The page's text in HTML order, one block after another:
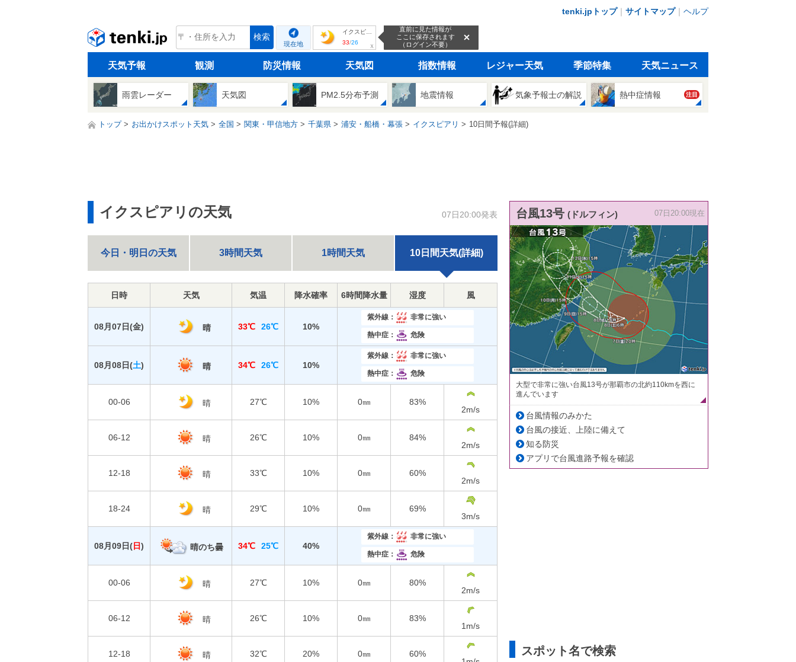
tenki.jpトップ｜ サイトマップ｜ ヘルプ
tenki.jp 検索
現在地
33/26 ｘ
直前に見た情報が
ここに保存されます
（ログイン不要）
天気予報 観測 防災情報 天気図 指数情報 レジャー天気 季節特集 天気ニュース
雨雲レーダー 天気図 PM2.5分布予測 地震情報 気象予報士の解説 熱中症情報 注目
トップ お出かけスポット天気 全国 関東・甲信地方 千葉県 浦安・船橋・幕張 イクスピアリ 10日間予報(詳細)
イクスピアリの天気 07日20:00発表
今日・明日の天気 3時間天気 1時間天気 10日間天気(詳細)
日時 天気 気温 降水確率 6時間降水量 湿度 風
08月07日(金) 晴 33℃ 26℃ 10%
紫外線： 非常に強い
熱中症： 危険
08月08日(土) 晴 34℃ 26℃ 10%
紫外線： 非常に強い
熱中症： 危険
00-06 晴 27℃ 10% 0㎜
83%
2m/s
06-12 晴 26℃ 10% 0㎜
84%
2m/s
12-18 晴 33℃ 10% 0㎜
60%
2m/s
18-24 晴 29℃ 10% 0㎜
69%
3m/s
08月09日(日) 晴のち曇 34℃ 25℃ 40%
紫外線： 非常に強い
熱中症： 危険
00-06 晴 27℃ 10% 0㎜
80%
2m/s
06-12 晴 26℃ 10% 0㎜
83%
1 m/s
12-18 晴 32℃ 20% 0㎜
60%
台風13号 (ドルフィン) 07日20:00現在
大型で非常に強い台風13号が那覇市の北約110kmを西に
進んでいます
台風情報のみかた
台風の接近、上陸に備えて
知る防災
アプリで台風進路予報を確認
スポット名で検索